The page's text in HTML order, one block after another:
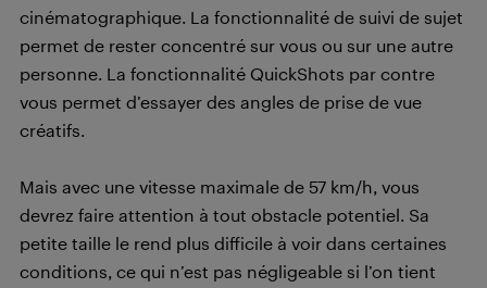
cinématographique. La fonctionnalité de suivi de sujet
permet de rester concentré sur vous ou sur une autre
personne. La fonctionnalité QuickShots par contre
vous permet d’essayer des angles de prise de vue
créatifs.
Mais avec une vitesse maximale de 57 km/h, vous
devrez faire attention à tout obstacle potentiel. Sa
petite taille le rend plus difficile à voir dans certaines
conditions, ce qui n’est pas négligeable si l’on tient